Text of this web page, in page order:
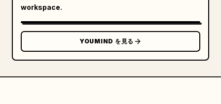
workspace.
YOUMIND を見る